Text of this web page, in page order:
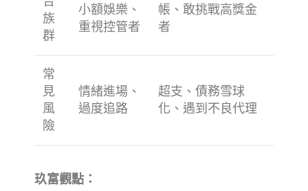
族
群
小額娛樂、
重視控管者
帳、敢挑戰高獎金
者
常
見
風
險
情緒進場、
過度追路
超支、債務雪球
化、遇到不良代理
玖富觀點：